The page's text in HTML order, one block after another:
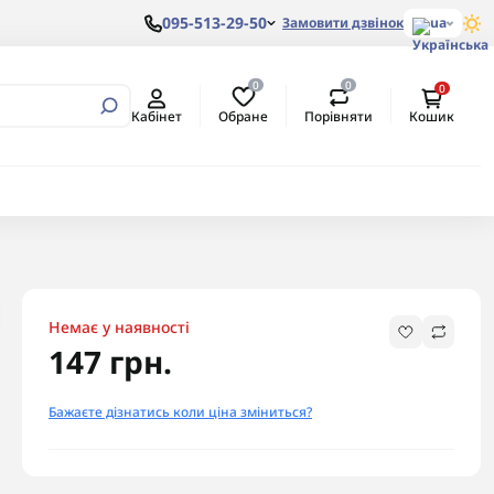
095-513-29-50 Замовити дзвінок ua
Кабінет
0
Обране
0
Порівняти
0
Кошик
Немає у наявності
147 грн.
Бажаєте дізнатись коли ціна зміниться?